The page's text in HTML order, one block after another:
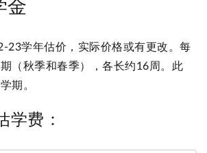
金
23学年估价，实际价格或有更改。每
（秋季和春季），各长约16周。此
期。
学费：